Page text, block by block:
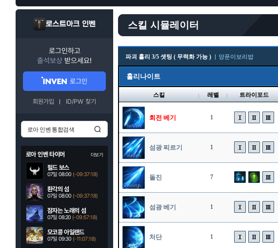
로스트아크 인벤
로그인하고
출석보상 받으세요!
로그인
회원가입 ID/PW 찾기
로아 인벤 타이머 더보기
필드 보스
07일 08:00 (-09:37:16)
환각의 섬
07일 08:00 (-09:37:16)
잠자는 노래의 섬
07일 08:20 (-09:57:16)
모코콩 아일랜드
07일 09:30 (-11:07:16)
스킬 시뮬레이터
파괴 홀리 3/5 셋팅 ( 무력화 가능 ) 양푼이보리밥
홀리나이트
스킬 레벨 트라이포드
회전 베기 1
섬광 찌르기 1
돌진 7
섬광 베기 1
처단 1